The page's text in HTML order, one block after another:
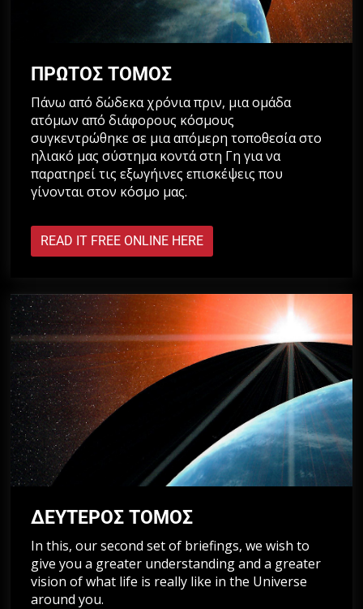
ΠΡΩΤΟΣ ΤΟΜΟΣ
Πάνω από δώδεκα χρόνια πριν, μια ομάδα
ατόμων από διάφορους κόσμους
συγκεντρώθηκε σε μια απόμερη τοποθεσία στο
ηλιακό μας σύστημα κοντά στη Γη για να
παρατηρεί τις εξωγήινες επισκέψεις που
γίνονται στον κόσμο μας.
READ IT FREE ONLINE HERE
ΔΕΥΤΕΡΟΣ ΤΟΜΟΣ
In this, our second set of briefings, we wish to
give you a greater understanding and a greater
vision of what life is really like in the Universe
around you.